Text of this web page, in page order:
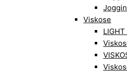
Viskose
LIGHT